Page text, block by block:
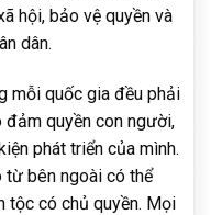
hội, bảo vệ quyền và
dân.
mỗi quốc gia đều phải
quyền con người,
phát triển của mình.
từ bên ngoài có thể
tộc có chủ quyền. Mọi